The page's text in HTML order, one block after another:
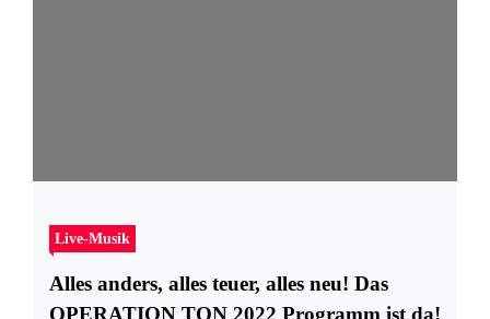
Live-Musik
Alles anders, alles teuer, alles neu! Das